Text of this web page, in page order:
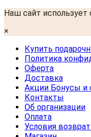
Наш сайт
×
Купить
Политика
Оферта
Доставка
Акции Бонусы и
Контакты
Об организации
Оплата
Условия